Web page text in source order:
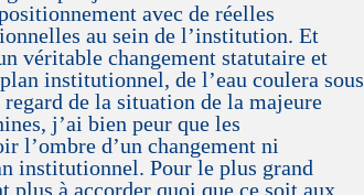
avec de réelles
au sein de l’institution. Et
véritable changement statutaire et
institutionnel, de l’eau coulera sous
de la situation de la majeure
j’ai bien peur que les
l’ombre d’un changement ni
institutionnel. Pour le plus grand
plus à accorder quoi que ce soit aux